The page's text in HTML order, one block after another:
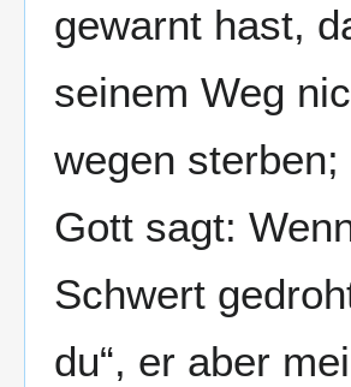
gewarnt hast,
seinem Weg
wegen
Gott sagt:
Schwert
du“, er aber